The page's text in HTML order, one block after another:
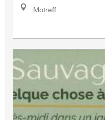
Motreff